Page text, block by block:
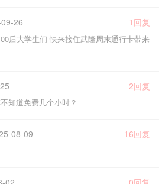
26 1回复
后大学生们 快来接住武隆周末通行卡带来
2回复
知道免费几个小时？
08-09 16回复